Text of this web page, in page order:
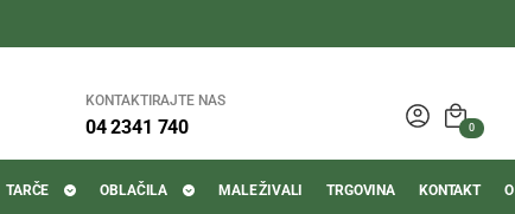
KONTAKTIRAJTE NAS
04 2341 740 0
TARČE OBLAČILA MALE ŽIVALI TRGOVINA KONTAKT